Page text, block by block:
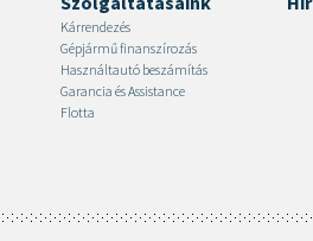
Kárrendezés
Gépjármű finanszírozás
Használtautó beszámítás
Garancia és Assistance
Flotta